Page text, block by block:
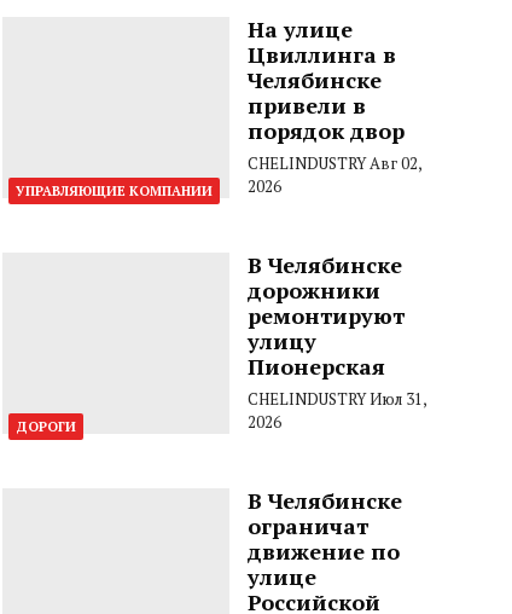
УПРАВЛЯЮЩИЕ КОМПАНИИ
На улице
Цвиллинга в
Челябинске
привели в
порядок двор
CHELINDUSTRYАвг 02,
2026
ДОРОГИ
В Челябинске
дорожники
ремонтируют
улицу
Пионерская
CHELINDUSTRYИюл 31,
2026
В Челябинске
ограничат
движение по
улице
Российской